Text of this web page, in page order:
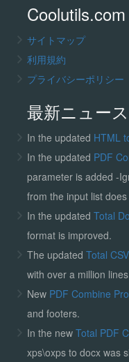
Coolutils.com
サイトマップ
利用規約
プライバシーポリシー
最新ニュース
In the updated HTML
In the updated PDF
parameter is added -
from the input list
In the updated Total
format is improved.
The updated Total
with over a million
New PDF Combine Pro
and footers.
In the new Total PDF
xps\oxps to docx was